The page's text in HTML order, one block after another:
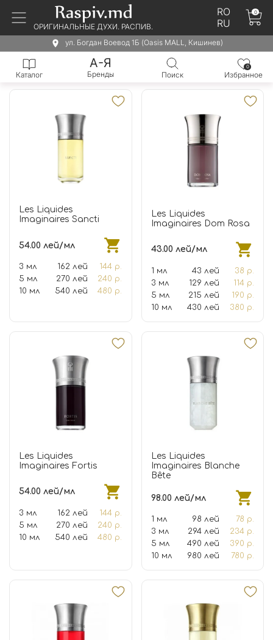
ОРИГИНАЛЬНЫЕ ДУХИ. РАСПИВ.
RO
RU
0
ул. Богдан Воевод 1Б (Oasis MALL, Кишинев)
Каталог
А-Я
Бренды Поиск
0
Избранное
Les Liquides
Imaginaires Sancti
54.00 лей/мл
3 мл 162 лей
144 р.
5 мл
270 лей
240 р.
10 мл
540 лей 480 р.
Les Liquides
Imaginaires Dom Rosa
43.00 лей/мл
1 мл 43 лей
38 р.
3 мл
129 лей
114 р.
5 мл
215 лей
190 р.
10 мл
430 лей 380 р.
Les Liquides
Imaginaires Fortis
54.00 лей/мл
3 мл 162 лей
144 р.
5 мл
270 лей
240 р.
10 мл
540 лей 480 р.
Les Liquides
Imaginaires Blanche
Bête
98.00 лей/мл
1 мл 98 лей
78 р.
3 мл
294 лей
234 р.
5 мл
490 лей
390 р.
10 мл
980 лей 780 р.